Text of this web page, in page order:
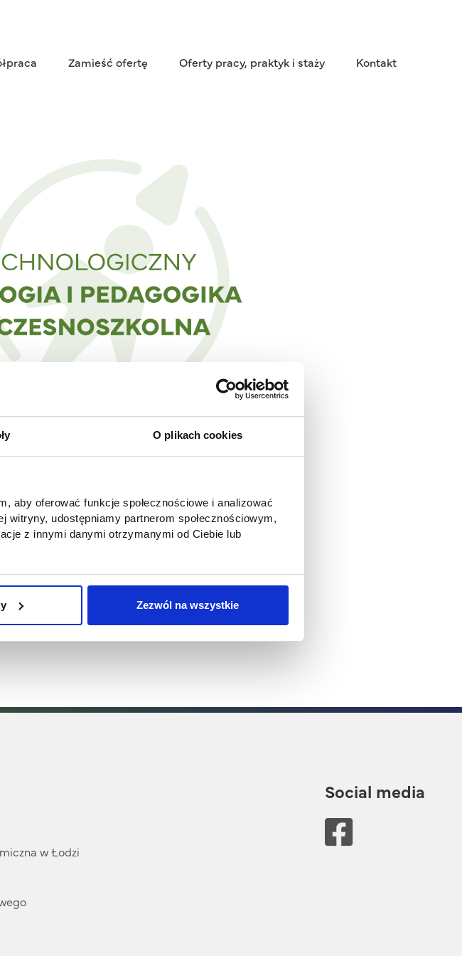
O plikach cookies
aby oferować funkcje społecznościowe i analizować
udostępniamy partnerom społecznościowym,
z innymi danymi otrzymanymi od Ciebie lub
Zezwól na wszystkie
Zamieść ofertę Oferty pracy, praktyk i staży Kontakt
I Armii Wojska Polskiego w Konstantynowie
Nowe partnerstwo otwiera przed naszymi
nowych umiejętności. Studenci kierunków
będą mieli okazję nie tylko pogłębiać swoją
Szkoły Podstawowej nr 5. Razem będziemy
w osiągnięciu zawodowych celów.
w Łodzi
Social media